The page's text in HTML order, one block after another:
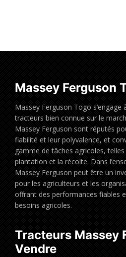
Massey Ferguson
Massey Ferguson Togo
tracteurs bien connue sur le
Massey Ferguson sont réputés
fiabilité et leur polyvalence, et
gamme de tâches agricoles,
plantation et la récolte. Dans
Massey Ferguson peut être un
pour les agriculteurs et les
offrant des performances fiables
besoins agricoles.
Tracteurs Massey
Vendre